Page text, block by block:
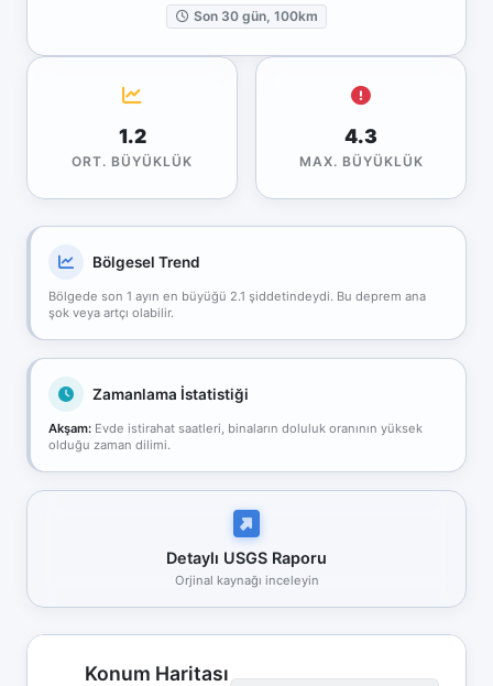
Son 30 gün, 100km
1.2
ORT. BÜYÜKLÜK
4.3
MAX. BÜYÜKLÜK
Bölgesel Trend
Bölgede son 1 ayın en büyüğü 2.1 şiddetindeydi. Bu deprem ana
şok veya artçı olabilir.
Zamanlama İstatistiği
Akşam: Evde istirahat saatleri, binaların doluluk oranının yüksek
olduğu zaman dilimi.
Detaylı USGS Raporu
Orjinal kaynağı inceleyin
Konum Haritası